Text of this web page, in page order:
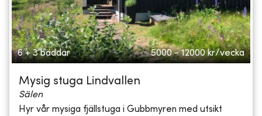
6 + 3 bäddar 5000 - 12000 kr/vecka
Mysig stuga Lindvallen
Sälen
Hyr vår mysiga fjällstuga i Gubbmyren med utsikt